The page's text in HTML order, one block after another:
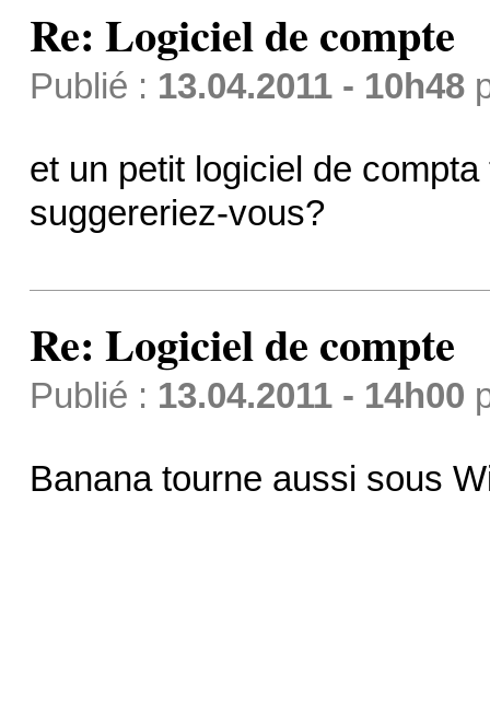
Re: Logiciel de compte
Publié : 13.04.2011 - 10h48
et un petit logiciel de
suggereriez-vous?
Re: Logiciel de compte
Publié : 13.04.2011 - 14h00
Banana tourne aussi sous